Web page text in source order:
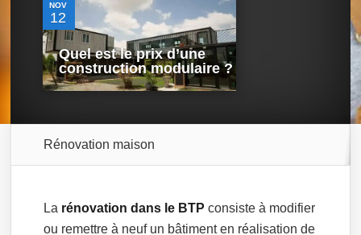
NOV
12
Quel est le prix d’une
construction modulaire ?
Rénovation maison
La rénovation dans le BTP consiste à modifier
ou remettre à neuf un bâtiment en réalisation de